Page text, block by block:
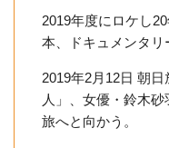
2019年度にロケし
本、ドキュメンタリ
2019年2月12日 朝
人」、女優・鈴木
旅へと向かう。